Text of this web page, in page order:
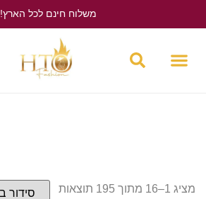
משלוח חינם לכל הארץ!
מציג 1–16 מתוך 195 תוצאות